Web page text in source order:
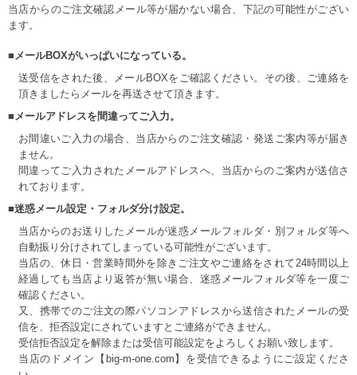
当店からのご注文確認メール等が届かない場合、下記の可能性がござい
ます。
■メールBOXがいっぱいになっている。
送受信をされた後、メールBOXをご確認ください。その後、ご連絡を
頂きましたらメールを再送させて頂きます。
■メールアドレスを間違ってご入力。
お間違いご入力の場合、当店からのご注文確認・発送ご案内等が届き
ません。
間違ってご入力されたメールアドレスへ、当店からのご案内が送信さ
れております。
■迷惑メール設定・フォルダ分け設定。
当店からのお送りしたメールが迷惑メールフォルダ・別フォルダ等へ
自動振り分けされてしまっている可能性がございます。
当店の、休日・営業時間外を除きご注文やご連絡をされて24時間以上
経過しても当店より返答が無い場合、迷惑メールフォルダ等を一度ご
確認ください。
又、携帯でのご注文の際パソコンアドレスから送信されたメールの受
信を、拒否設定にされていますとご連絡ができません。
受信拒否設定を解除または受信可能設定をよろしくお願い致します。
当店のドメイン【big-m-one.com】を受信できるようにご設定くださ